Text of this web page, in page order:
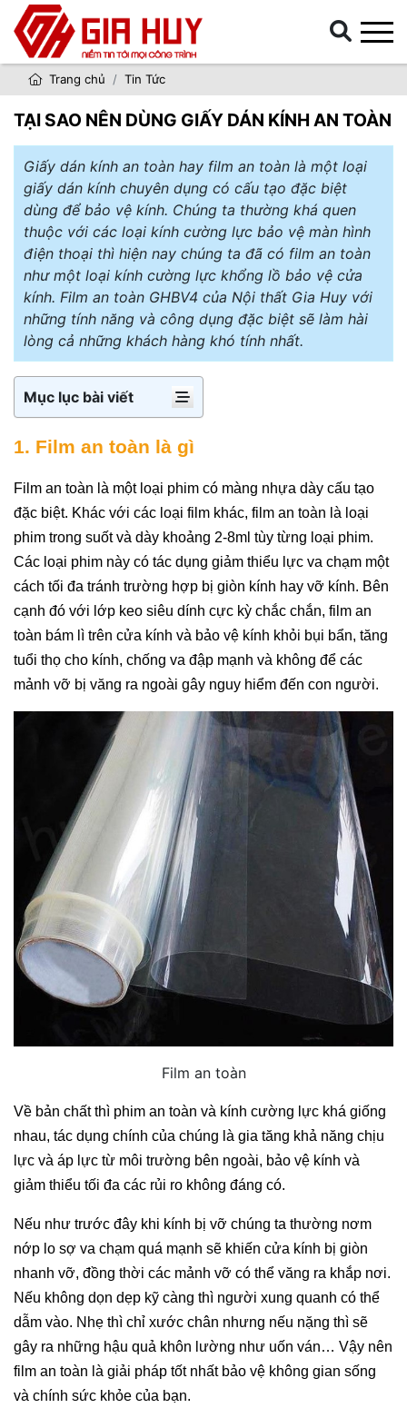
Trang chủ Tin Tức
TẠI SAO NÊN DÙNG GIẤY DÁN KÍNH AN TOÀN
Giấy dán kính an toàn hay film an toàn là một loại
giấy dán kính chuyên dụng có cấu tạo đặc biệt
dùng để bảo vệ kính. Chúng ta thường khá quen
thuộc với các loại kính cường lực bảo vệ màn hình
điện thoại thì hiện nay chúng ta đã có film an toàn
như một loại kính cường lực khổng lồ bảo vệ cửa
kính. Film an toàn GHBV4 của Nội thất Gia Huy với
những tính năng và công dụng đặc biệt sẽ làm hài
lòng cả những khách hàng khó tính nhất.
Mục lục bài viết
1. Film an toàn là gì
Film an toàn là một loại phim có màng nhựa dày cấu tạo
đặc biệt. Khác với các loại film khác, film an toàn là loại
phim trong suốt và dày khoảng 2-8ml tùy từng loại phim.
Các loại phim này có tác dụng giảm thiểu lực va chạm một
cách tối đa tránh trường hợp bị giòn kính hay vỡ kính. Bên
cạnh đó với lớp keo siêu dính cực kỳ chắc chắn, film an
toàn bám lì trên cửa kính và bảo vệ kính khỏi bụi bẩn, tăng
tuổi thọ cho kính, chống va đập mạnh và không để các
mảnh vỡ bị văng ra ngoài gây nguy hiểm đến con người.
Film an toàn
Về bản chất thì phim an toàn và kính cường lực khá giống
nhau, tác dụng chính của chúng là gia tăng khả năng chịu
lực và áp lực từ môi trường bên ngoài, bảo vệ kính và
giảm thiểu tối đa các rủi ro không đáng có.
Nếu như trước đây khi kính bị vỡ chúng ta thường nơm
nớp lo sợ va chạm quá mạnh sẽ khiến cửa kính bị giòn
nhanh vỡ, đồng thời các mảnh vỡ có thể văng ra khắp nơi.
Nếu không dọn dẹp kỹ càng thì người xung quanh có thể
dẫm vào. Nhẹ thì chỉ xước chân nhưng nếu nặng thì sẽ
gây ra những hậu quả khôn lường như uốn ván… Vậy nên
film an toàn là giải pháp tốt nhất bảo vệ không gian sống
và chính sức khỏe của bạn.